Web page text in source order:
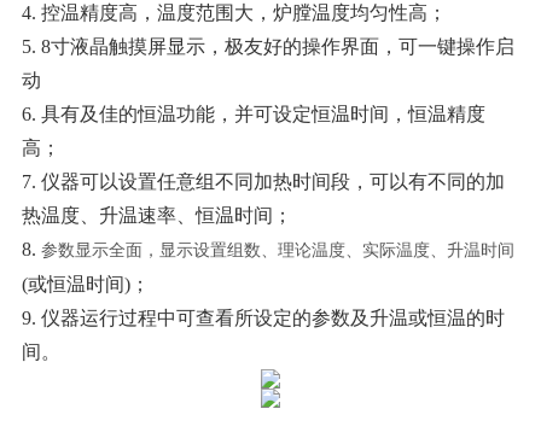
4. 控温精度高，温度范围大，炉膛温度均匀性高；
5. 8寸液晶触摸屏显示， 极友好的操作界面， 可一键操作启
动
6. 具有及佳的恒温功能，并可设定恒温时间，恒温精度
高；
7. 仪器可以设置任意组不同加热时间段，可以有不同的加
热温度、升温速率、恒温时间；
8. 参数显示全面，显示设置组数、理论温度、实际温度、升温时间
(或恒温时间)；
9. 仪器运行过程中可查看所设定的参数及升温或恒温的时
间 。